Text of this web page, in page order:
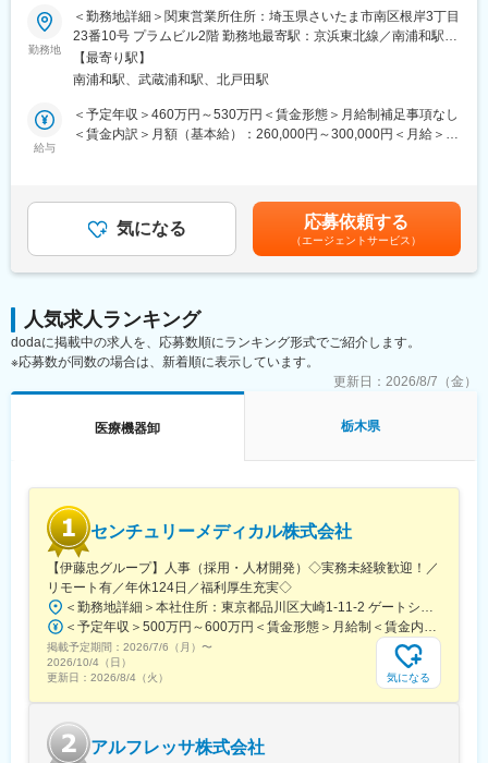
【内視鏡室支援とは】
内視鏡検査で使用する器材の準備や片付け、洗浄・滅菌などを担
当します。患者様が安心して検査を受けられるよう、スムーズな
【サポート体制】
■チームでのサポート：現場では先輩スタッフが丁寧に指導しま
す。
■資格取得支援：業務に必要な知識を深めるための資格取得も会社
がサポートします。
下記エリア内の契約病院に配属となります。お住まいから通勤可
能な施設を優先的に配慮します。通勤時間の目安は 1時間40分以
内 です。
■関東：東京・神奈川・埼玉・千葉・茨城・栃木・群馬
【魅力】
■国内唯一の滅菌装置の専門メーカーとして長年の実績があり、大
まで社内一貫体制を整えています。
変更の範囲：会社の定める業務
医療機器の営業担当として、当社が主に取り扱うカール・ストル
ツ社製の内視鏡関連機器をはじめとする製品の提案・販売をお任
せします。
■業務詳細：
担当エリア内の医療機関や代理店を訪問し、医師に対して製品の
ご提案を行うほか、以下のような幅広い業務に携わっていただき
ます。
・納品・設置の立ち会い
・手術時に立会い、機器の使用方法をサポート など
■ポジションの魅力：
営業ユニットは4名体制（部門全体8名）で活動中。20代の若手か
ら経験豊富なベテランまでバランス良く在籍しており、社歴に関
わらずフラットに意見交換ができる風通しの良さが自慢です。
社用車を貸与しての営業で、直行直帰となります。
社内公募制度により、グループをまたがり異なる職種への異動も
■入社後の研修：
当社では、ほとんどの中途入社社員が医療業界未経験からのスタ
ートです。
営業のご経験があれば、業界経験がなくても問題ありません！
入社後は、先輩社員がマンツーマンで丁寧に指導するOJTを通じ
て、実際の現場で業務を覚えていただきます。分からないことが
あればすぐに相談できる環境なので、安心してチャレンジできま
す！
■同社の魅力
が期待できます。
・同社は自社で医療機器の研究開発を行っているため、医師・取
勤務地
＜勤務地詳細＞関東営業所住所：埼玉県さいたま市南区根岸3丁目
23番10号 プラムビル2階 勤務地最寄駅：京浜東北線／南浦和駅受
動喫煙対策：屋内全面禁煙変更の範囲：会社の定める事業所
【最寄り駅】
南浦和駅、武蔵浦和駅、北戸田駅
給与
＜予定年収＞460万円～530万円＜賃金形態＞月給制補足事項なし
＜賃金内訳＞月額（基本給）：260,000円～300,000円＜月給＞
選考を通じて上下する可能性があります。月給(月額)は固定手当を
含めた表記です。
気になる 応募依頼する
（エージェントサービス）
人気求人ランキング
dodaに掲載中の求人を、応募数順にランキング形式でご紹介します。
※応募数が同数の場合は、新着順に表示しています。
更新日： 2026/8/7（金）
医療機器卸 栃木県
センチュリーメディカル株式会社
【伊藤忠グループ】人事（採用・人材開発）◇実務未経験歓迎！／
リモート有／年休124日／福利厚生充実◇
＜勤務地詳細＞本社住所：東京都品川区大崎1-11-2 ゲートシティ大崎イーストタワー22Ｆ勤務地最寄駅：JR山手線／大崎駅受動喫煙対策：屋内全面禁煙変更の範囲：会社の定める事業所（リモートワーク含む）
＜予定年収＞500万円～600万円＜賃金形態＞月給制＜賃金内訳＞月額（基本給）：300,000円～350,000円＜月給＞300,000円～350,000円＜昇給有無＞有＜残業手当＞有＜給与補足＞上記年収は、あくまで目安であり、前職・経験を考慮し検討させて頂きます。■昇給：あり■賞与：あり※会社業績と個人業績に応じて算定されます。賃金はあくまでも目安の金額であり、選考を通じて上下する可能性があります。月給(月額)は固定手当を含めた表記です。
掲載予定期間： 2026/7/6（月） 〜
2026/10/4（日）
更新日： 2026/8/4（火） 気になる
アルフレッサ株式会社